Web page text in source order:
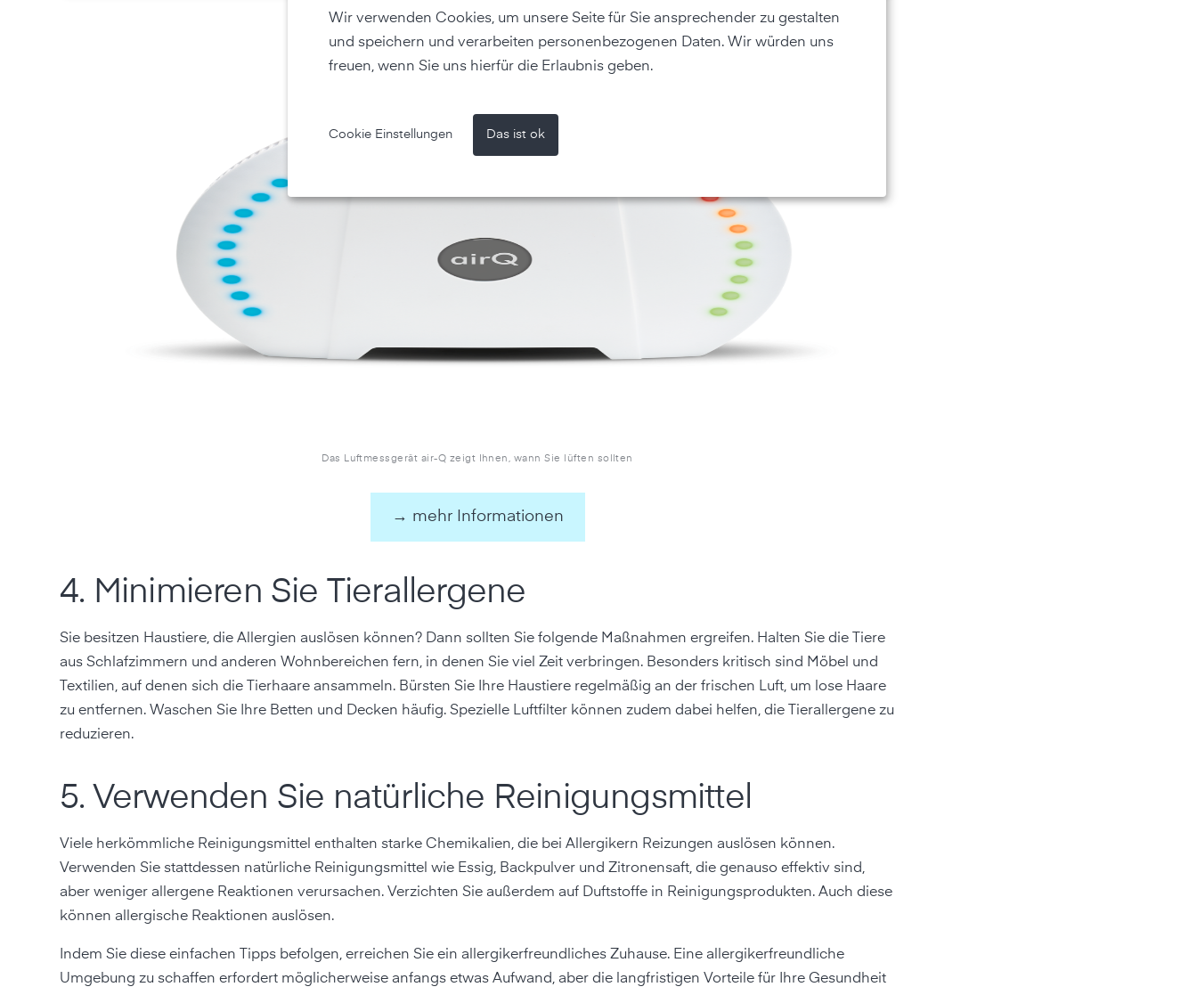
Das Luftmessgerät air-Q zeigt Ihnen, wann Sie lüften sollten
→ mehr Informationen
4. Minimieren Sie Tierallergene
Sie besitzen Haustiere, die Allergien auslösen können? Dann sollten Sie folgende Maßnahmen ergreifen. Halten Sie die Tiere
aus Schlafzimmern und anderen Wohnbereichen fern, in denen Sie viel Zeit verbringen. Besonders kritisch sind Möbel und
Textilien, auf denen sich die Tierhaare ansammeln. Bürsten Sie Ihre Haustiere regelmäßig an der frischen Luft, um lose Haare
zu entfernen. Waschen Sie Ihre Betten und Decken häufig. Spezielle Luftfilter können zudem dabei helfen, die Tierallergene zu
reduzieren.
5. Verwenden Sie natürliche Reinigungsmittel
Viele herkömmliche Reinigungsmittel enthalten starke Chemikalien, die bei Allergikern Reizungen auslösen können.
Verwenden Sie stattdessen natürliche Reinigungsmittel wie Essig, Backpulver und Zitronensaft, die genauso effektiv sind,
aber weniger allergene Reaktionen verursachen. Verzichten Sie außerdem auf Duftstoffe in Reinigungsprodukten. Auch diese
können allergische Reaktionen auslösen.
Indem Sie diese einfachen Tipps befolgen, erreichen Sie ein allergikerfreundliches Zuhause. Eine allergikerfreundliche
Umgebung zu schaffen erfordert möglicherweise anfangs etwas Aufwand, aber die langfristigen Vorteile für Ihre Gesundheit
Wir verwenden Cookies, um unsere Seite für Sie ansprechender zu gestalten
und speichern und verarbeiten personenbezogenen Daten. Wir würden uns
freuen, wenn Sie uns hierfür die Erlaubnis geben.
Cookie Einstellungen Das ist ok